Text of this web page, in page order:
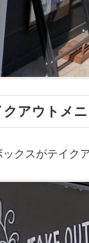
クアウトメ
クスがテイク